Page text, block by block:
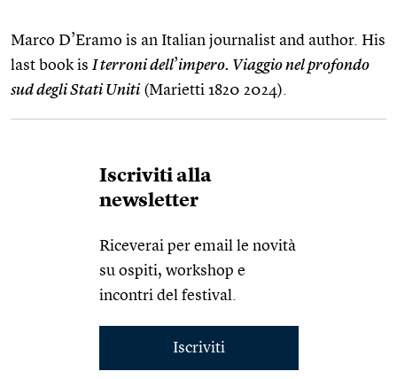
Marco D’Eramo is an Italian journalist and author. His
last book is I terroni dell’impero. Viaggio nel profondo
sud degli Stati Uniti (Marietti 1820 2024).
Iscriviti alla
newsletter
Riceverai per email le novità
su ospiti, workshop e
incontri del festival.
Iscriviti